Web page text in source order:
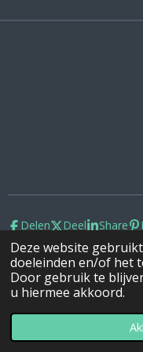
Deze website
doeleinden en/of het
Door gebruik te
u hiermee akkoord.
Delen Deel Share
© 2022 - 2026
Powered byJouwWeb